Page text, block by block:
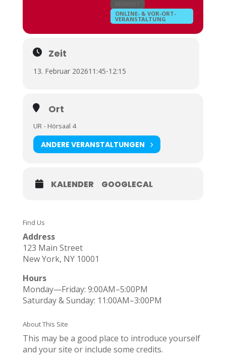
ONLINE- & VOR-ORT-
VERANSTALTUNG
Zeit
13. Februar 202611:45-12:15
Ort
UR - Hörsaal 4
ANDERE VERANSTALTUNGEN
KALENDER GOOGLECAL
Find Us
Address
123 Main Street
New York, NY 10001
Hours
Monday—Friday: 9:00AM–5:00PM
Saturday & Sunday: 11:00AM–3:00PM
About This Site
This may be a good place to introduce yourself
and your site or include some credits.